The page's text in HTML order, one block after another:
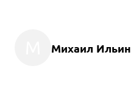
Михаил Ильин